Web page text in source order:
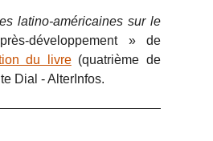
latino-américaines sur le
développement » de
du livre(quatrième de
Dial - AlterInfos.